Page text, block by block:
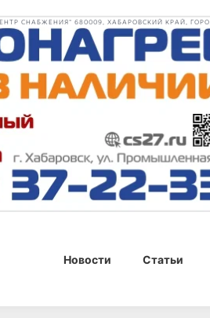
СНАБЖЕНИЯ" 680009, ХАБАРОВСКИЙ КРАЙ,
Новости Статьи